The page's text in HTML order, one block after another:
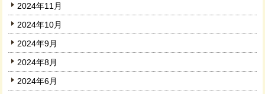
2024年11月
2024年10月
2024年9月
2024年8月
2024年6月